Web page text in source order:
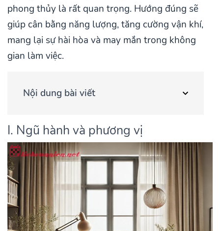
phong thủy là rất quan trọng. Hướng đúng sẽ
giúp cân bằng năng lượng, tăng cường vận khí,
mang lại sự hài hòa và may mắn trong không
gian làm việc.
Nội dung bài viết
I. Ngũ hành và phương vị